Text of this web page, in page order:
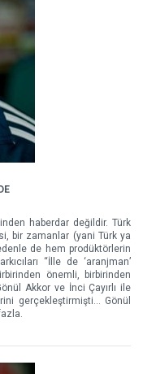
haberdar değildir. Türk
bir zamanlar (yani Türk ya
de hem prodüktörlerin
“İlle de ‘aranjman’
önemli, birbirinden
Akkor ve İnci Çayırlı ile
gerçekleştirmişti… Gönül